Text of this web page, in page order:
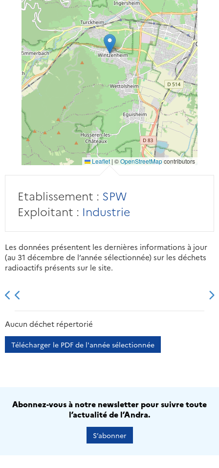
Leaflet | ©OpenStreetMapcontributors
Etablissement : SPW
Exploitant : Industrie
Les données présentent les dernières informations à jour
(au 31 décembre de l’année sélectionnée) sur les déchets
radioactifs présents sur le site.
2013 2014
Aucun déchet répertorié
Télécharger le PDF de l'année sélectionnée
Abonnez-vous à notre newsletter pour suivre toute
l’actualité de l’Andra.
S’abonner